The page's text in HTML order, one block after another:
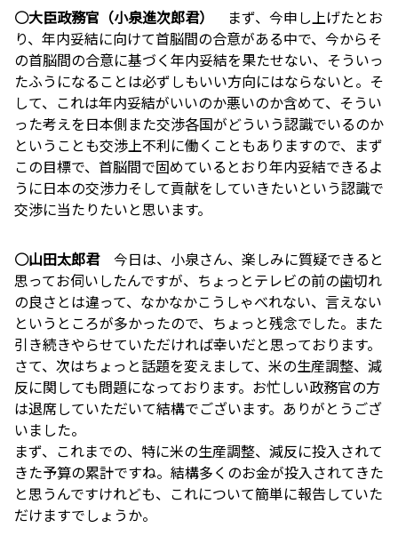
○大臣政務官（小泉進次郎君）
まず、今申し上げたとお
り、年内妥結に向けて首脳間の合意がある中で、今からそ
の首脳間の合意に基づく年内妥結を果たせない、そういっ
たふうになることは必ずしもいい方向にはならないと。そ
して、これは年内妥結がいいのか悪いのか含めて、そうい
った考えを日本側また交渉各国がどういう認識でいるのか
ということも交渉上不利に働くこともありますので、まず
この目標で、首脳間で固めているとおり年内妥結できるよ
うに日本の交渉力そして貢献をしていきたいという認識で
交渉に当たりたいと思います。
○山田太郎君今日は、小泉さん、楽しみに質疑できると
思ってお伺いしたんですが、ちょっとテレビの前の歯切れ
の良さとは違って、なかなかこうしゃべれない、言えない
というところが多かったので、ちょっと残念でした。また
引き続きやらせていただければ幸いだと思っております。
さて、次はちょっと話題を変えまして、米の生産調整、減
反に関しても問題になっております。お忙しい政務官の方
は退席していただいて結構でございます。ありがとうござ
いました。
まず、これまでの、特に米の生産調整、減反に投入されて
きた予算の累計ですね。結構多くのお金が投入されてきた
と思うんですけれども、これについて簡単に報告していた
だけますでしょうか。